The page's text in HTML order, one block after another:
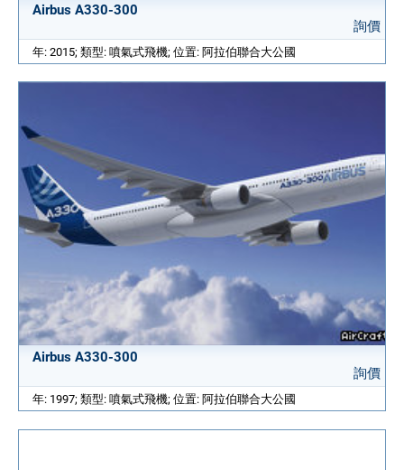
Airbus A330-300
詢價
年: 2015; 類型: 噴氣式飛機; 位置: 阿拉伯聯合大公國
Airbus A330-300
詢價
年: 1997; 類型: 噴氣式飛機; 位置: 阿拉伯聯合大公國